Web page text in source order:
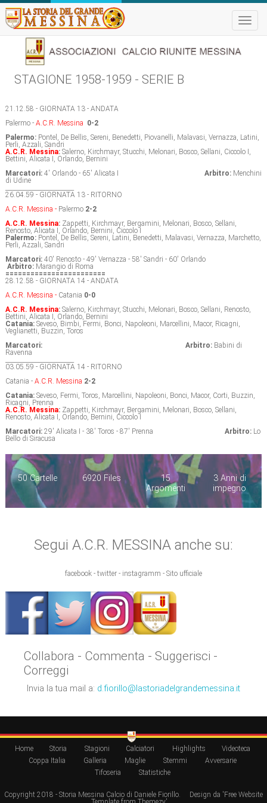
Toggle
STAGIONE 1958-1959 - SERIE B
21.12.58 - GIORNATA 13 - ANDATA
Palermo - A.C.R. Messina 0-2
Palermo: Pontel, De Bellis, Sereni, Benedetti, Piovanelli, Malavasi, Vernazza, Latini,
Perli, Azzali, Sandri
A.C.R. Messina: Salerno, Kirchmayr, Stucchi, Melonari, Bosco, Sellani, Ciccolo I,
Bettini, Alicata I, Orlando, Bernini
Marcatori: 4' Orlando - 65' Alicata I Arbitro: Menchini
di Udine
26.04.59 - GIORNATA 13 - RITORNO
A.C.R. Messina - Palermo 2-2
A.C.R. Messina: Zappetti, Kirchmayr, Bergamini, Melonari, Bosco, Sellani,
Renosto, Alicata I, Orlando, Bernini, Ciccolo I
Palermo: Pontel, De Bellis, Sereni, Latini, Benedetti, Malavasi, Vernazza, Marchetto,
Perli, Azzali, Sandri
Marcatori: 40' Renosto - 49' Vernazza - 58' Sandri - 60' Orlando
Arbitro: Marangio di Roma
========================
28.12.58 - GIORNATA 14 - ANDATA
A.C.R. Messina - Catania 0-0
A.C.R. Messina: Salerno, Kirchmayr, Stucchi, Melonari, Bosco, Sellani, Renosto,
Bettini, Alicata I, Orlando, Bernini
Catania: Seveso, Bimbi, Fermi, Bonci, Napoleoni, Marcellini, Macor, Ricagni,
Veglianetti, Buzzin, Toros
Marcatori:
Arbitro: Babini di
Ravenna
03.05.59 - GIORNATA 14 - RITORNO
Catania - A.C.R. Messina 2-2
Catania: Seveso, Fermi, Toros, Marcellini, Napoleoni, Bonci, Macor, Corti, Buzzin,
Ricagni, Prenna
A.C.R. Messina: Zappetti, Kirchmayr, Bergamini, Melonari, Bosco, Sellani,
Renosto, Alicata I, Orlando, Bernini, Ciccolo I
Marcatori: 29' Alicata I - 38' Toros - 87' Prenna Arbitro: Lo
Bello di Siracusa
50 Cartelle 6920 Files
15
Argomenti
3 Anni di
impegno
Segui A.C.R. MESSINA anche su:
facebook - twitter - instagramm - Sito ufficiale
Collabora - Commenta - Suggerisci -
Correggi
Invia la tua mail a: d.fiorillo@lastoriadelgrandemessina.it
Home Storia Stagioni Calciatori Highlights
Videoteca
Coppa Italia
Galleria Maglie Stemmi
Avversarie
Tifoseria
Statistiche
Copyright 2018 - Storia Messina Calcio di Daniele Fiorillo.
Design da 'Free Website